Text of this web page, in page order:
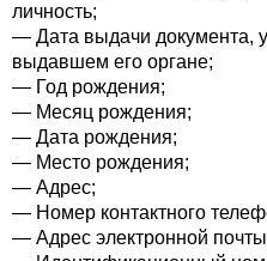
личность;
— Дата выдачи документа,
выдавшем его органе;
— Год рождения;
— Месяц рождения;
— Дата рождения;
— Место рождения;
— Адрес;
— Номер контактного
— Адрес электронной